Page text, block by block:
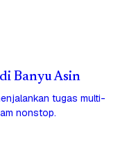
Banyu Asin
tugas multi-
nonstop.